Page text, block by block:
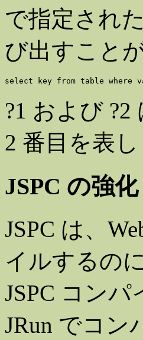
で指定され
び出すこと
?1 および
2 番目を表し
JSPC の強化
JSPC は、
イルするの
JSPC コン
JRun でコ